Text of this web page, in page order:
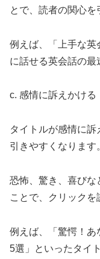
とで、読者の関心を
例えば、「上手な
に話せる英会話の最
c. 感情に訴えかける
タイトルが感情に
引きやすくなります
恐怖、驚き、喜びな
ことで、クリックを
例えば、「驚愕！あ
5選」といったタイ